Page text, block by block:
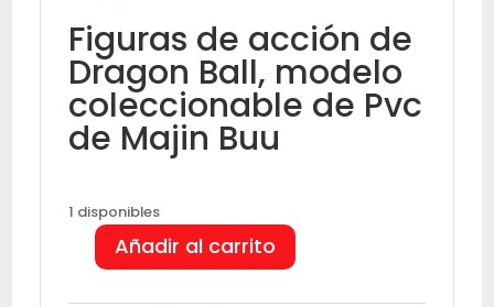
Figuras de acción de
Dragon Ball, modelo
coleccionable de Pvc
de Majin Buu
1 disponibles
FiguraAñadir al carrito